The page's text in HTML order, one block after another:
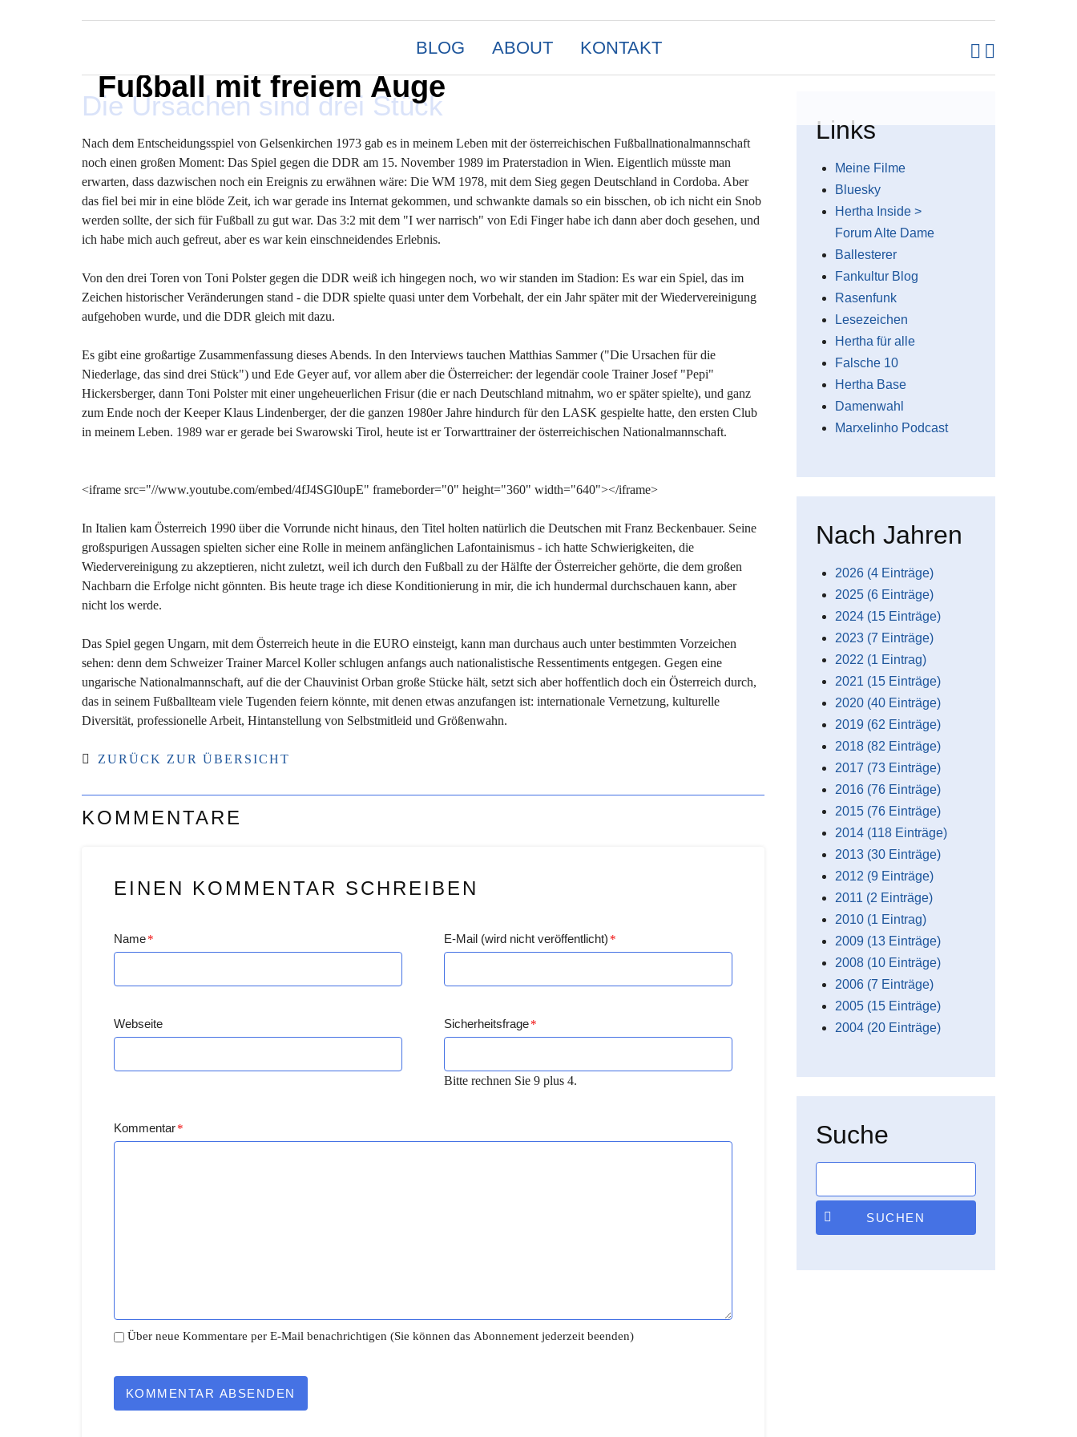
Fußball mit freiem Auge
BLOG ABOUT KONTAKT
Die Ursachen sind drei Stück
Nach dem Entscheidungsspiel von Gelsenkirchen 1973 gab es in meinem Leben mit der österreichischen Fußballnationalmannschaft
noch einen großen Moment: Das Spiel gegen die DDR am 15. November 1989 im Praterstadion in Wien. Eigentlich müsste man
erwarten, dass dazwischen noch ein Ereignis zu erwähnen wäre: Die WM 1978, mit dem Sieg gegen Deutschland in Cordoba. Aber
das fiel bei mir in eine blöde Zeit, ich war gerade ins Internat gekommen, und schwankte damals so ein bisschen, ob ich nicht ein Snob
werden sollte, der sich für Fußball zu gut war. Das 3:2 mit dem "I wer narrisch" von Edi Finger habe ich dann aber doch gesehen, und
ich habe mich auch gefreut, aber es war kein einschneidendes Erlebnis.
Von den drei Toren von Toni Polster gegen die DDR weiß ich hingegen noch, wo wir standen im Stadion: Es war ein Spiel, das im
Zeichen historischer Veränderungen stand - die DDR spielte quasi unter dem Vorbehalt, der ein Jahr später mit der Wiedervereinigung
aufgehoben wurde, und die DDR gleich mit dazu.
Es gibt eine großartige Zusammenfassung dieses Abends. In den Interviews tauchen Matthias Sammer ("Die Ursachen für die
Niederlage, das sind drei Stück") und Ede Geyer auf, vor allem aber die Österreicher: der legendär coole Trainer Josef "Pepi"
Hickersberger, dann Toni Polster mit einer ungeheuerlichen Frisur (die er nach Deutschland mitnahm, wo er später spielte), und ganz
zum Ende noch der Keeper Klaus Lindenberger, der die ganzen 1980er Jahre hindurch für den LASK gespielte hatte, den ersten Club
in meinem Leben. 1989 war er gerade bei Swarowski Tirol, heute ist er Torwarttrainer der österreichischen Nationalmannschaft.
<iframe src="//www.youtube.com/embed/4fJ4SGl0upE" frameborder="0" height="360" width="640"></iframe>
In Italien kam Österreich 1990 über die Vorrunde nicht hinaus, den Titel holten natürlich die Deutschen mit Franz Beckenbauer. Seine
großspurigen Aussagen spielten sicher eine Rolle in meinem anfänglichen Lafontainismus - ich hatte Schwierigkeiten, die
Wiedervereinigung zu akzeptieren, nicht zuletzt, weil ich durch den Fußball zu der Hälfte der Österreicher gehörte, die dem großen
Nachbarn die Erfolge nicht gönnten. Bis heute trage ich diese Konditionierung in mir, die ich hundermal durchschauen kann, aber
nicht los werde.
Das Spiel gegen Ungarn, mit dem Österreich heute in die EURO einsteigt, kann man durchaus auch unter bestimmten Vorzeichen
sehen: denn dem Schweizer Trainer Marcel Koller schlugen anfangs auch nationalistische Ressentiments entgegen. Gegen eine
ungarische Nationalmannschaft, auf die der Chauvinist Orban große Stücke hält, setzt sich aber hoffentlich doch ein Österreich durch,
das in seinem Fußballteam viele Tugenden feiern könnte, mit denen etwas anzufangen ist: internationale Vernetzung, kulturelle
Diversität, professionelle Arbeit, Hintanstellung von Selbstmitleid und Größenwahn.
ZURÜCK ZUR ÜBERSICHT
KOMMENTARE
EINEN KOMMENTAR SCHREIBEN
Name* E-Mail (wird nicht veröffentlicht) *
Webseite Sicherheitsfrage *
Bitte rechnen Sie 9 plus 4.
Kommentar*
Über neue Kommentare per E-Mail benachrichtigen (Sie können das Abonnement jederzeit beenden)
KOMMENTAR ABSENDEN
Links
Meine Filme
Bluesky
Hertha Inside >
Forum Alte Dame
Ballesterer
Fankultur Blog
Rasenfunk
Lesezeichen
Hertha für alle
Falsche 10
Hertha Base
Damenwahl
Marxelinho Podcast
Nach Jahren
2026 (4 Einträge)
2025 (6 Einträge)
2024 (15 Einträge)
2023 (7 Einträge)
2022 (1 Eintrag)
2021 (15 Einträge)
2020 (40 Einträge)
2019 (62 Einträge)
2018 (82 Einträge)
2017 (73 Einträge)
2016 (76 Einträge)
2015 (76 Einträge)
2014 (118 Einträge)
2013 (30 Einträge)
2012 (9 Einträge)
2011 (2 Einträge)
2010 (1 Eintrag)
2009 (13 Einträge)
2008 (10 Einträge)
2006 (7 Einträge)
2005 (15 Einträge)
2004 (20 Einträge)
Suche
SUCHEN